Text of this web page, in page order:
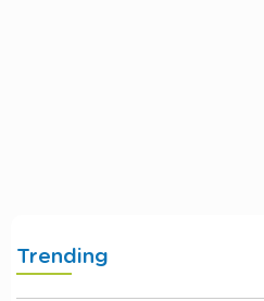
Trending